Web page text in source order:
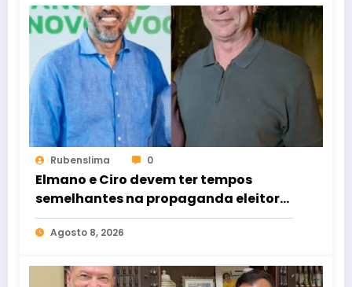
Rubenslima 0
Elmano e Ciro devem ter tempos
semelhantes na propaganda eleitoral
de rádio e TV
Agosto 8, 2026